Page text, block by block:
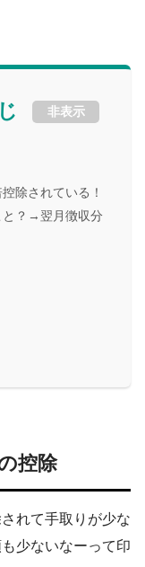
非表示
除されている！
と？→翌月徴収分
控除
れて手取りが少な
少ないなーって印